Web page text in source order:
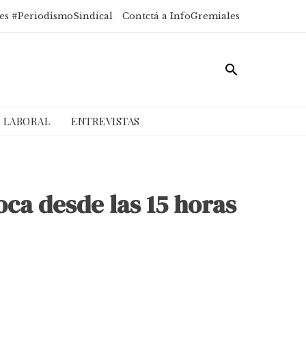
#PeriodismoSindical Contctá a InfoGremiales
LABORAL ENTREVISTAS
desde las 15 horas